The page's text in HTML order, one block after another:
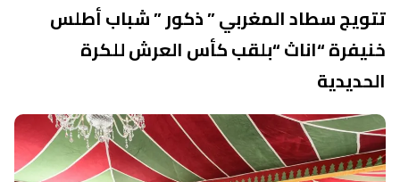
تتويج سطاد المغربي ” ذكور ” شباب أطلس
خنيفرة “اناث “بلقب كأس العرش للكرة
الحديدية